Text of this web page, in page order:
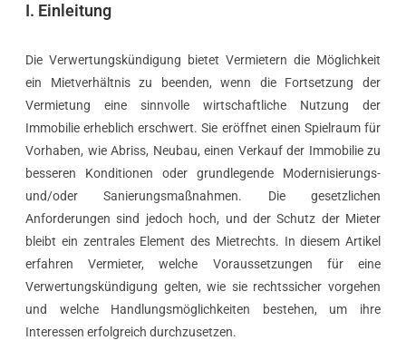
I. Einleitung
Die Verwertungskündigung bietet Vermietern die Möglichkeit
ein Mietverhältnis zu beenden, wenn die Fortsetzung der
Vermietung eine sinnvolle wirtschaftliche Nutzung der
Immobilie erheblich erschwert. Sie eröffnet einen Spielraum für
Vorhaben, wie Abriss, Neubau, einen Verkauf der Immobilie zu
besseren Konditionen oder grundlegende Modernisierungs-
und/oder Sanierungsmaßnahmen. Die gesetzlichen
Anforderungen sind jedoch hoch, und der Schutz der Mieter
bleibt ein zentrales Element des Mietrechts. In diesem Artikel
erfahren Vermieter, welche Voraussetzungen für eine
Verwertungskündigung gelten, wie sie rechtssicher vorgehen
und welche Handlungsmöglichkeiten bestehen, um ihre
Interessen erfolgreich durchzusetzen.